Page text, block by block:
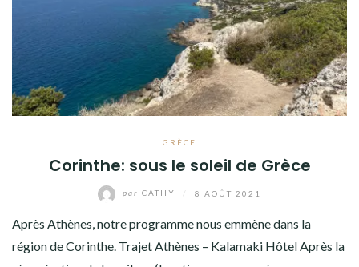
GRÈCE
Corinthe: sous le soleil de Grèce
par CATHY 8 AOÛT 2021
Après Athènes, notre programme nous emmène dans la
région de Corinthe. Trajet Athènes – Kalamaki Hôtel Après la